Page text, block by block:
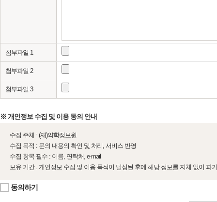
첨부파일 1
첨부파일 2
첨부파일 3
※ 개인정보 수집 및 이용 동의 안내
수집 주체 : (재)약학정보원
수집 목적 : 문의 내용의 확인 및 처리, 서비스 반영
수집 항목 필수 : 이름, 연락처, e-mail
보유 기간 : 개인정보 수집 및 이용 목적이 달성된 후에 해당 정보를 지체 없이 파
동의하기